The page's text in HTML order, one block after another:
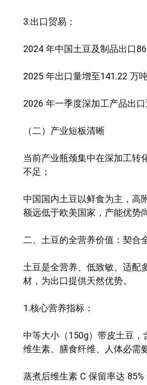
3.出口贸易：
2024 年中国土豆及制品出口
2025 年出口量增至141.22 万
2026 年一季度深加工产品出
（二）产业短板清晰
当前产业瓶颈集中在深加工转
不足；
中国国内土豆以鲜食为主，高
额远低于欧美国家，产能优势
二、土豆的全营养价值：契合
土豆是全营养、低致敏、适配
材，为出口提供天然优势。
1.核心营养指标：
中等大小（150g）带皮土豆
维生素、膳食纤维、人体必需
蒸煮后维生素 C 保留率达 85%